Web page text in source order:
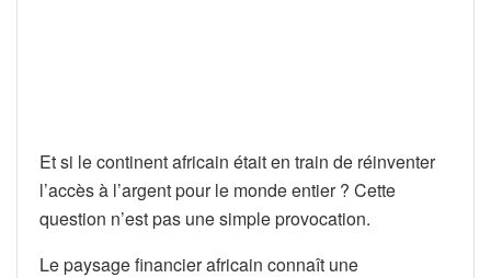
Et si le continent africain était en train de réinventer
l’accès à l’argent pour le monde entier ? Cette
question n’est pas une simple provocation.
Le paysage financier africain connaît une